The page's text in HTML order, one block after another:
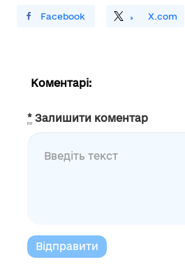
У FacebookПоділитись X.com
Коментарі:
* Залишити коментар
Відправити